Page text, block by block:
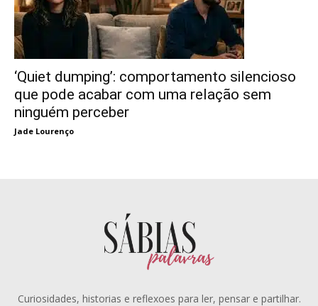
‘Quiet dumping’: comportamento silencioso
que pode acabar com uma relação sem
ninguém perceber
Jade Lourenço
Curiosidades, historias e reflexoes para ler, pensar e partilhar.